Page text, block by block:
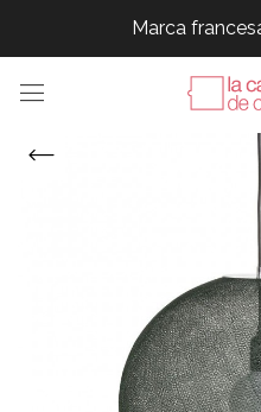
Marca
Marca
Marca